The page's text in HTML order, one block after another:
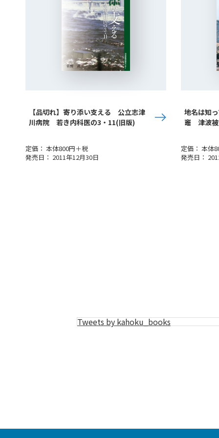
【品切れ】寄り添い支える 公立志津
川病院 若き内科医の3・11(旧版)
定価： 本体800円＋税
発売日： 2011年12月30日
地名は知
竈 津波被
定価： 本体
発売日：
Tweets by kahoku_books